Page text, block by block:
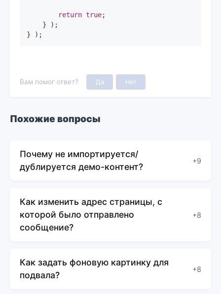
return true;
    } );
} );
Вам помог ответ? Да Нет
Похожие вопросы
Почему не импортируется/
дублируется демо-контент?
+9
Как изменить адрес страницы, с
которой было отправлено
сообщение?
+8
Как задать фоновую картинку для
подвала?
+8